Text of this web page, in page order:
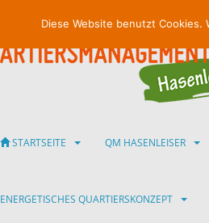
STARTSEITE QM HASENLEISER
ENERGETISCHES QUARTIERSKONZEPT
Diese Website benutzt Cookies.